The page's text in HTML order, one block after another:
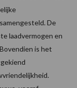
De
laadvermogen en
is het